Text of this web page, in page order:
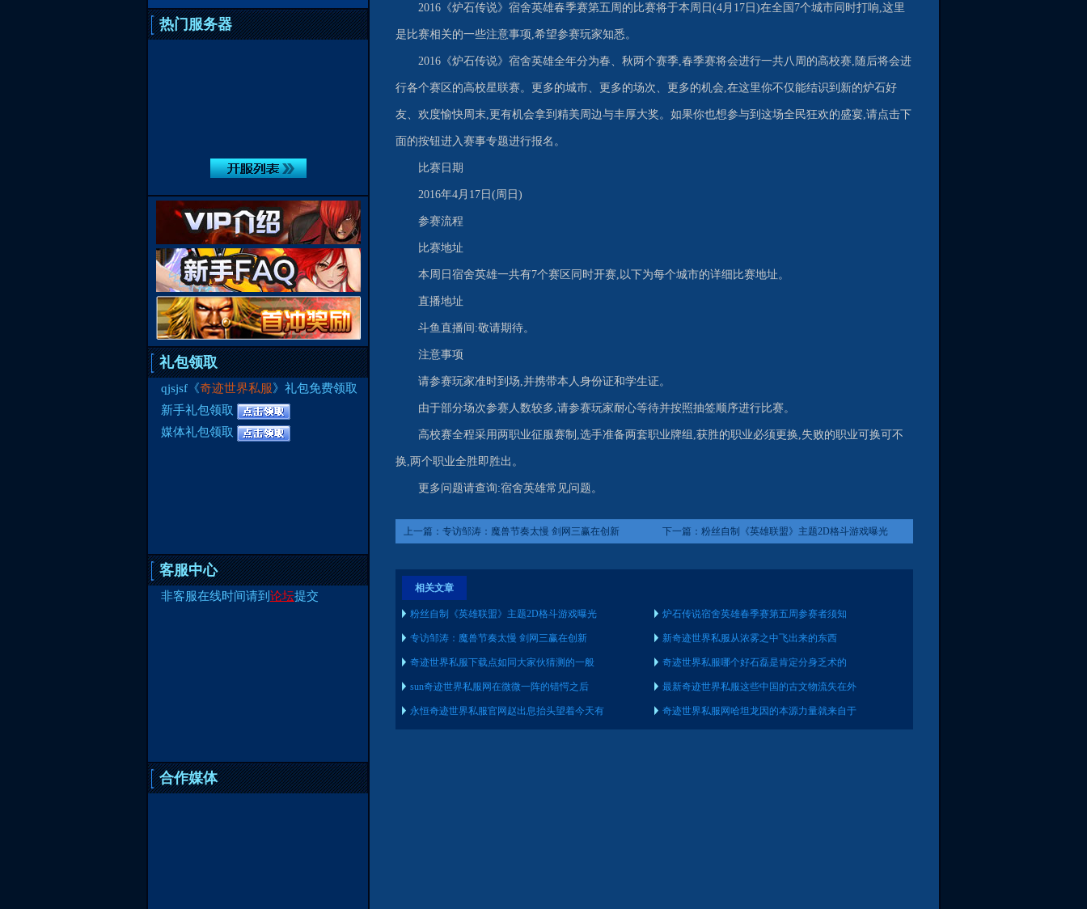
热门服务器
礼包领取
qjsjsf《奇迹世界私服》礼包免费领取
新手礼包领取
媒体礼包领取
客服中心
非客服在线时间请到 论坛提交
合作媒体
2016《炉石传说》宿舍英雄春季赛第五周的比赛将于本周日(4月17日)在全国7个城市同时打响,这里
是比赛相关的一些注意事项,希望参赛玩家知悉。
2016《炉石传说》宿舍英雄全年分为春、秋两个赛季,春季赛将会进行一共八周的高校赛,随后将会进
行各个赛区的高校星联赛。更多的城市、更多的场次、更多的机会,在这里你不仅能结识到新的炉石好
友、欢度愉快周末,更有机会拿到精美周边与丰厚大奖。如果你也想参与到这场全民狂欢的盛宴,请点击下
面的按钮进入赛事专题进行报名。
比赛日期
2016年4月17日(周日)
参赛流程
比赛地址
本周日宿舍英雄一共有7个赛区同时开赛,以下为每个城市的详细比赛地址。
直播地址
斗鱼直播间:敬请期待。
注意事项
请参赛玩家准时到场,并携带本人身份证和学生证。
由于部分场次参赛人数较多,请参赛玩家耐心等待并按照抽签顺序进行比赛。
高校赛全程采用两职业征服赛制,选手准备两套职业牌组,获胜的职业必须更换,失败的职业可换可不
换,两个职业全胜即胜出。
更多问题请查询:宿舍英雄常见问题。
上一篇： 专访邹涛：魔兽节奏太慢 剑网三赢在创新 下一篇： 粉丝自制《英雄联盟》主题2D格斗游戏曝光
相关文章
粉丝自制《英雄联盟》主题2D格斗游戏曝光 炉石传说宿舍英雄春季赛第五周参赛者须知
专访邹涛：魔兽节奏太慢 剑网三赢在创新 新奇迹世界私服从浓雾之中飞出来的东西
奇迹世界私服下载点如同大家伙猜测的一般 奇迹世界私服哪个好石磊是肯定分身乏术的
sun奇迹世界私服网在微微一阵的错愕之后 最新奇迹世界私服这些中国的古文物流失在外
永恒奇迹世界私服官网赵出息抬头望着今天有 奇迹世界私服网哈坦龙因的本源力量就来自于